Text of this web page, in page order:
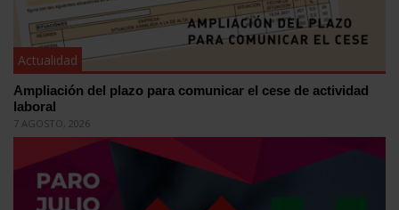
Actualidad
Ampliación del plazo para comunicar el cese de actividad
laboral
7 AGOSTO, 2026